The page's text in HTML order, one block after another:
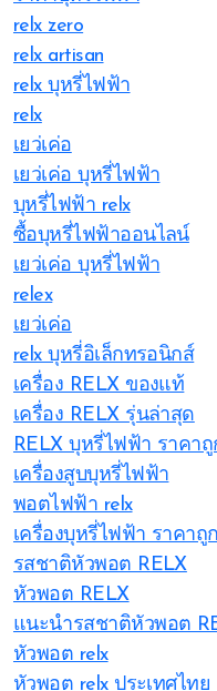
relx zero
relx artisan
relx บุหรี่ไฟฟ้า
relx
เยว่เค่อ
เยว่เค่อ บุหรี่ไฟฟ้า
บุหรี่ไฟฟ้า relx
ซื้อบุหรี่ไฟฟ้าออนไลน์
เยว่เค่อ บุหรี่ไฟฟ้า
relex
เยว่เค่อ
relx บุหรี่อิเล็กทรอนิกส์
เครื่อง RELX ของแท้
เครื่อง RELX รุ่นล่าสุด
RELX บุหรี่ไฟฟ้า ราคาถู
เครื่องสูบบุหรี่ไฟฟ้า
พอตไฟฟ้า relx
เครื่องบุหรี่ไฟฟ้า ราคาถูก
รสชาติหัวพอต RELX
หัวพอต RELX
แนะนำรสชาติหัวพอต
หัวพอต relx
หัวพอต relx ประเทศไทย